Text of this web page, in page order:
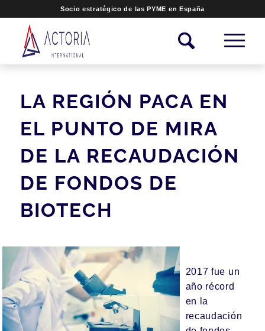
Socio estratégico de las PYME en España
LA REGIÓN PACA EN
EL PUNTO DE MIRA
DE LA RECAUDACIÓN
DE FONDOS DE
BIOTECH
2017 fue un
año récord
en la
recaudación